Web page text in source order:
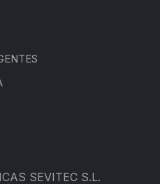
SEVITEC S.L.